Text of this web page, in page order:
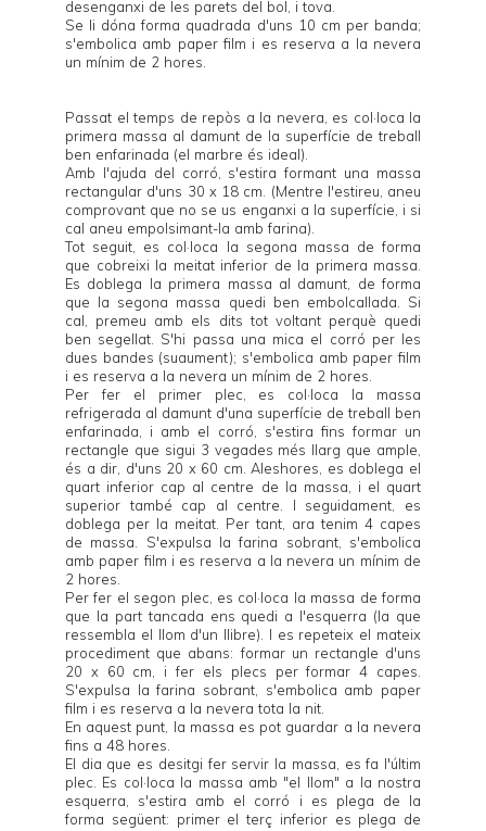
desenganxi de les parets del bol, i tova.
Se li dóna forma quadrada d'uns 10 cm per banda;
s'embolica amb paper film i es reserva a la nevera
un mínim de 2 hores.
Passat el temps de repòs a la nevera, es col·loca la
primera massa al damunt de la superfície de treball
ben enfarinada (el marbre és ideal).
Amb l'ajuda del corró, s'estira formant una massa
rectangular d'uns 30 x 18 cm. (Mentre l'estireu, aneu
comprovant que no se us enganxi a la superfície, i si
cal aneu empolsimant-la amb farina).
Tot seguit, es col·loca la segona massa de forma
que cobreixi la meitat inferior de la primera massa.
Es doblega la primera massa al damunt, de forma
que la segona massa quedi ben embolcallada. Si
cal, premeu amb els dits tot voltant perquè quedi
ben segellat. S'hi passa una mica el corró per les
dues bandes (suaument); s'embolica amb paper film
i es reserva a la nevera un mínim de 2 hores.
Per fer el primer plec, es col·loca la massa
refrigerada al damunt d'una superfície de treball ben
enfarinada, i amb el corró, s'estira fins formar un
rectangle que sigui 3 vegades més llarg que ample,
és a dir, d'uns 20 x 60 cm. Aleshores, es doblega el
quart inferior cap al centre de la massa, i el quart
superior també cap al centre. I seguidament, es
doblega per la meitat. Per tant, ara tenim 4 capes
de massa. S'expulsa la farina sobrant, s'embolica
amb paper film i es reserva a la nevera un mínim de
2 hores.
Per fer el segon plec, es col·loca la massa de forma
que la part tancada ens quedi a l'esquerra (la que
ressembla el llom d'un llibre). I es repeteix el mateix
procediment que abans: formar un rectangle d'uns
20 x 60 cm, i fer els plecs per formar 4 capes.
S'expulsa la farina sobrant, s'embolica amb paper
film i es reserva a la nevera tota la nit.
En aquest punt, la massa es pot guardar a la nevera
fins a 48 hores.
El dia que es desitgi fer servir la massa, es fa l'últim
plec. Es col·loca la massa amb "el llom" a la nostra
esquerra, s'estira amb el corró i es plega de la
forma següent: primer el terç inferior es plega de